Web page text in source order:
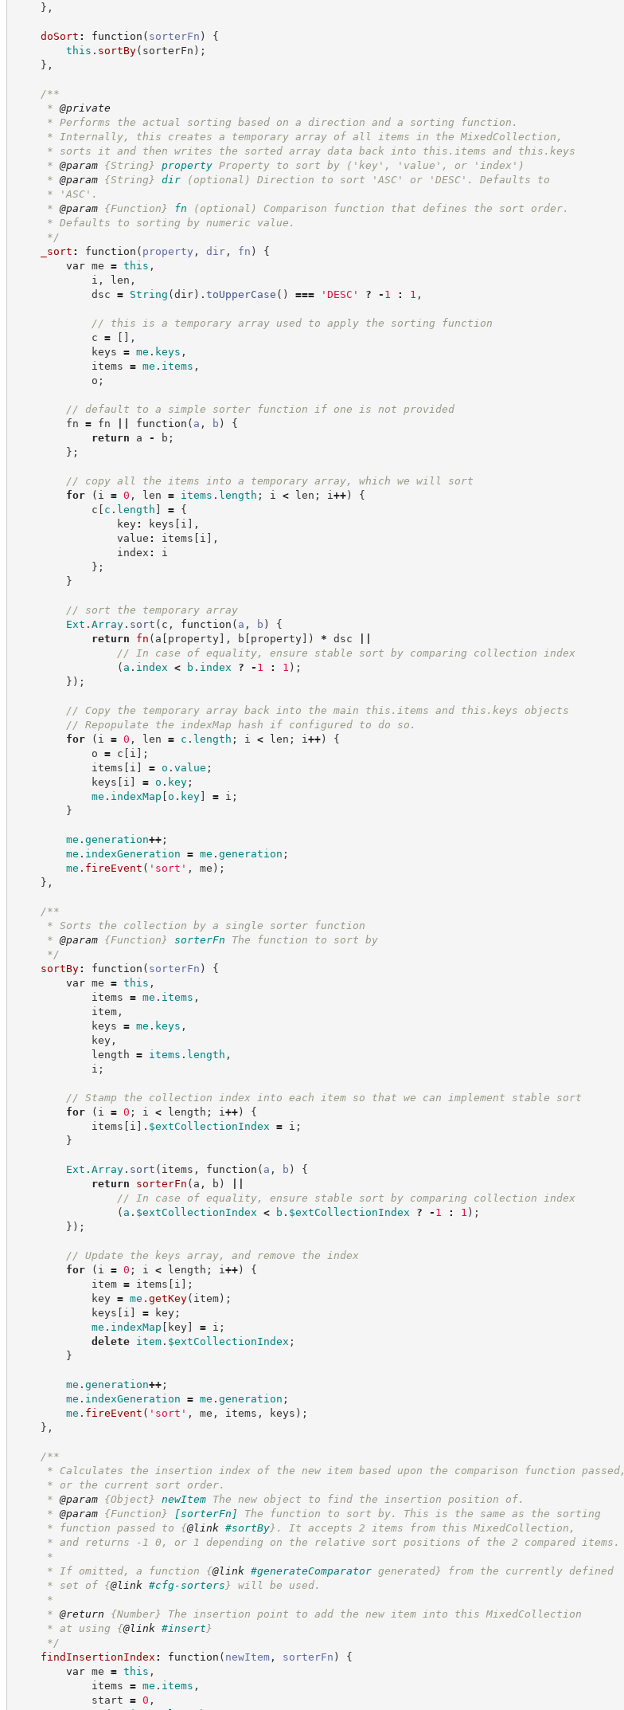
} ,
doSort : function ( sorterFn )
{
this . sortBy( sorterFn ) ;
} ,
/**
* @private
* Performs the actual sorting based on a direction and a sorting function.
* Internally, this creates a temporary array of all items in the MixedCollection,
* sorts it and then writes the sorted array data back into this.items and this.keys
* @param {String} property Property to sort by ('key', 'value', or 'index')
* @param {String} dir
(optional) Direction to sort 'ASC' or 'DESC'. Defaults to
* 'ASC'.
* @param {Function} fn
(optional) Comparison function that defines the sort order.
* Defaults to sorting by numeric value.
*/
_sort : function ( property , dir, fn )
{
var me = this ,
i , len ,
dsc = String (dir) . toUpperCase ( ) === ' DESC ' ? - 1 : 1 ,
// this is a temporary array used to apply the sorting function
c = [ ] ,
keys = me . keys ,
items = me . items ,
o ;
// default to a simple sorter function if one is not provided
fn = fn function ( a , b )
{
return a - b ;
} ;
// copy all the items into a temporary array, which we will sort
for
( i = 0 , len = items . length ; i < len ; i ++)
{
c [ c . length ] =
{
key: keys [ i ] ,
value : items [ i ] ,
index :
i
} ;
}
// sort the temporary array
Ext . Array. sort ( c , function ( a , b )
{
return
fn ( a [ property] , b [ property] ) * dsc
// In case of equality, ensure stable sort by comparing collection index
( a . index < b . index ? - 1 : 1 ) ;
} ) ;
// Copy the temporary array back into the main this.items and this.keys objects
// Repopulate the indexMap hash if configured to do so.
for
( i = 0 , len = c . length ; i < len ; i ++)
{
o = c [ i ] ;
items [ i ] = o . value ;
keys [ i ] = o . key;
me . indexMap [ o . key] = i ;
}
me . generation++;
me . indexGeneration = me . generation ;
me . fireEvent ( ' sort ' , me ) ;
} ,
/**
* Sorts the collection by a single sorter function
* @param {Function} sorterFn
The function to sort by
*/
sortBy: function ( sorterFn )
{
var me = this ,
items = me . items ,
item,
keys = me . keys ,
key,
length = items . length ,
i ;
// Stamp the collection index into each item so that we can implement stable sort
for
( i = 0 ; i < length ; i ++)
{
items [ i ] . $extCollectionIndex = i ;
}
Ext . Array. sort ( items , function ( a , b )
{
return
sorterFn ( a , b )
// In case of equality, ensure stable sort by comparing collection index
( a . $extCollectionIndex < b . $extCollectionIndex ? - 1 : 1 ) ;
} ) ;
// Update the keys array, and remove the index
for
( i = 0 ; i < length ; i ++)
{
item = items [ i ] ;
key = me . getKey( item) ;
keys [ i ] = key;
me . indexMap [ key] = i ;
delete
item. $extCollectionIndex ;
}
me . generation++;
me . indexGeneration = me . generation ;
me . fireEvent ( ' sort ' , me , items , keys ) ;
} ,
/**
* Calculates the insertion index of the new item based upon the comparison function passed,
* or the current sort order.
* @param {Object} newItem
The new object to find the insertion position of.
* @param {Function} [sorterFn]
The function to sort by. This is the same as the sorting
* function passed to {@link #sortBy} . It accepts 2 items from this MixedCollection,
* and returns -1 0, or 1 depending on the relative sort positions of the 2 compared items.
*
* If omitted, a function {@link #generateComparator generated} from the currently defined
* set of {@link #cfg-sorters } will be used.
*
* @return {Number}
The insertion point to add the new item into this MixedCollection
* at using {@link #insert }
*/
findInsertionIndex : function ( newItem, sorterFn )
{
var me = this ,
items = me . items ,
start = 0 ,